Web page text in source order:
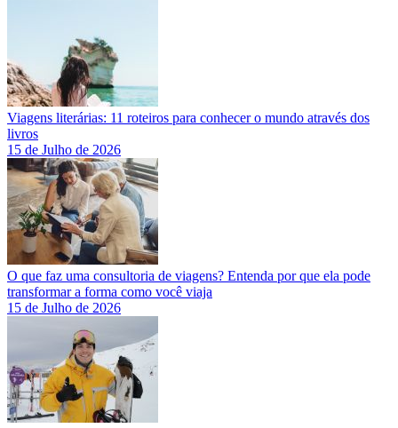
Viagens literárias: 11 roteiros para conhecer o mundo através dos
livros
15 de Julho de 2026
O que faz uma consultoria de viagens? Entenda por que ela pode
transformar a forma como você viaja
15 de Julho de 2026